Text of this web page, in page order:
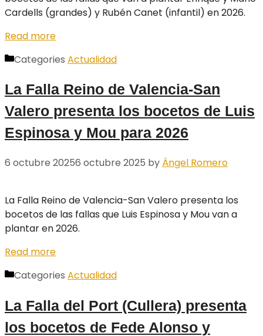
Cardells (grandes) y Rubén Canet (infantil) en 2026.
Read more
Categories Actualidad
La Falla Reino de Valencia-San
Valero presenta los bocetos de Luis
Espinosa y Mou para 2026
6 octubre 20256 octubre 2025 by Ángel Romero
La Falla Reino de Valencia-San Valero presenta los
bocetos de las fallas que Luis Espinosa y Mou van a
plantar en 2026.
Read more
Categories Actualidad
La Falla del Port (Cullera) presenta
los bocetos de Fede Alonso y